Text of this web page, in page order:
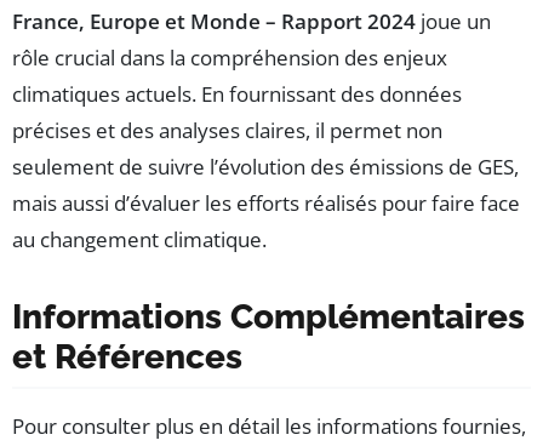
France, Europe et Monde – Rapport 2024 joue un
rôle crucial dans la compréhension des enjeux
climatiques actuels. En fournissant des données
précises et des analyses claires, il permet non
seulement de suivre l’évolution des émissions de GES,
mais aussi d’évaluer les efforts réalisés pour faire face
au changement climatique.
Informations Complémentaires
et Références
Pour consulter plus en détail les informations fournies,